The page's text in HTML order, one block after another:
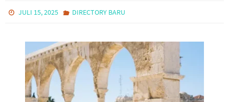
JULI 15, 2025 DIRECTORY BARU